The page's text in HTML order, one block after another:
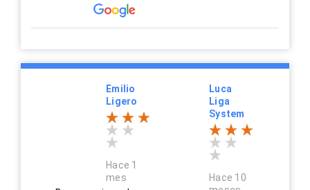
Emilio
Ligero
Hace 1
mes
Luca
Liga
System
Hace 10